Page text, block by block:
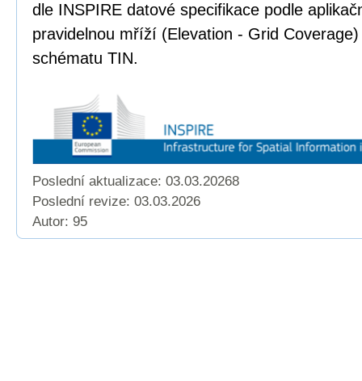
dle INSPIRE datové specifikace podle
pravidelnou mříží (Elevation - Grid
schématu TIN.
Poslední aktualizace: 03.03.20268
Poslední revize: 03.03.2026
Autor: 95